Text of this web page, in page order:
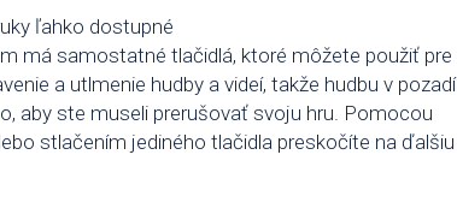
ľahko dostupné
má samostatné tlačidlá, ktoré môžete použiť pre
a utlmenie hudby a videí, takže hudbu v pozadí
aby ste museli prerušovať svoju hru. Pomocou
stlačením jediného tlačidla preskočíte na ďalšiu